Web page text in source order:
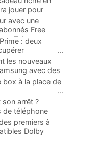
jouer pour
avec une
Free
Telecom
: deux
...
les nouveaux
avec des
...
box à la place de
...
son arrêt ?
de téléphone
premiers à
Dolby